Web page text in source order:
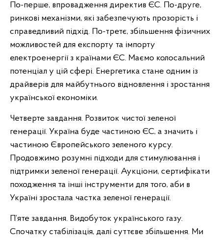
По-перше, впровадження директив ЄС. По-друге,
ринкові механізми, які забезпечують прозорість і
справедливий підхід. По-третє, збільшення фізичних
можливостей для експорту та імпорту
електроенергії з країнами ЄС. Маємо колосальний
потенціал у цій сфері. Енергетика стане одним із
драйверів для майбутнього відновлення і зростання
української економіки.
Четверте завдання. Розвиток чистої зеленої
генерації. Україна буде частиною ЄС, а значить і
частиною Європейського зеленого курсу.
Продовжимо розумні підходи для стимулювання і
підтримки зеленої генерації. Аукціони, сертифікати
походження та інші інструменти для того, аби в
Україні зростала частка зеленої генерації.
П’яте завдання. Видобуток українського газу.
Спочатку стабілізація, далі суттєве збільшення. Ми